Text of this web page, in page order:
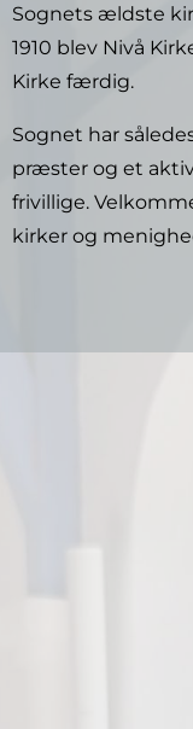
Sognets ældste
1910 blev Nivå
Kirke færdig.
Sognet har
præster og et
frivillige.
kirker og